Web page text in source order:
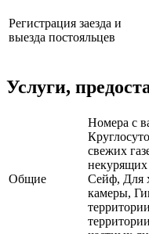
Регистрация заезда и
выезда постояльцев
Услуги,
Общие
Номера с
свежих
некурящих
Сейф, Для
камеры,